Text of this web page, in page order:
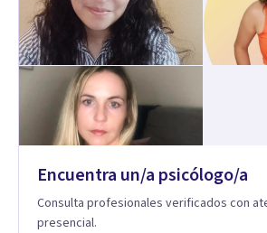
es derecho de toda la GENTE.
Encuentra un/a psicólogo/a
Consulta profesionales verificados con
presencial.